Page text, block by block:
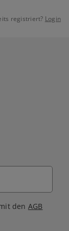
registriert? Login
den AGB